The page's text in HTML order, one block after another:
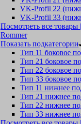
VK-Profil 22
VK-Profil 33
Посмотреть все товары
Rommer
Показать подкатегории
Тип 11 боковое
Тип 21 боковое
Тип 22 боковое
Тип 33 боковое
Тип 11 нижнее
Тип 21 нижнее
Тип 22 нижнее
Тип 33 нижнее